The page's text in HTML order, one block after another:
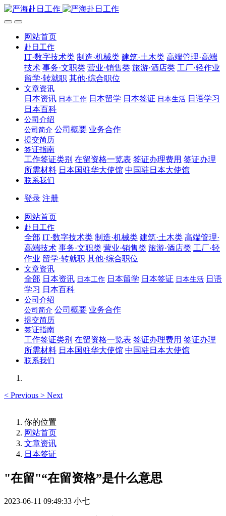
网站首页
赴日工作
IT·数字技术类 制造·机械类 建筑·土木类 高端管理·高端
技术 事务·文职类 营业·销售类 旅游·酒店类 工厂·轻作业
留学·转就职 其他·综合职位
文章资讯
日本资讯 日本工作 日本留学 日本签证 日本生活 日语学习
日本百科
公司介绍
公司简介 公司概要 业务合作
提交简历
签证指南
工作签证类别 在留资格一览表 签证办理费用 签证办理
所需材料 日本国驻华大使馆 中国驻日本大使馆
联系我们
登录 注册
网站首页
赴日工作
全部 IT·数字技术类 制造·机械类 建筑·土木类 高端管理·
高端技术 事务·文职类 营业·销售类 旅游·酒店类 工厂·轻
作业 留学·转就职 其他·综合职位
文章资讯
全部 日本资讯 日本工作 日本留学 日本签证 日本生活 日语
学习 日本百科
公司介绍
公司简介 公司概要 业务合作
提交简历
签证指南
工作签证类别 在留资格一览表 签证办理费用 签证办理
所需材料 日本国驻华大使馆 中国驻日本大使馆
联系我们
< Previous > Next
你的位置
网站首页
文章资讯
日本签证
"在留"“在留资格”是什么意思
2023-06-11 09:49:33 小七